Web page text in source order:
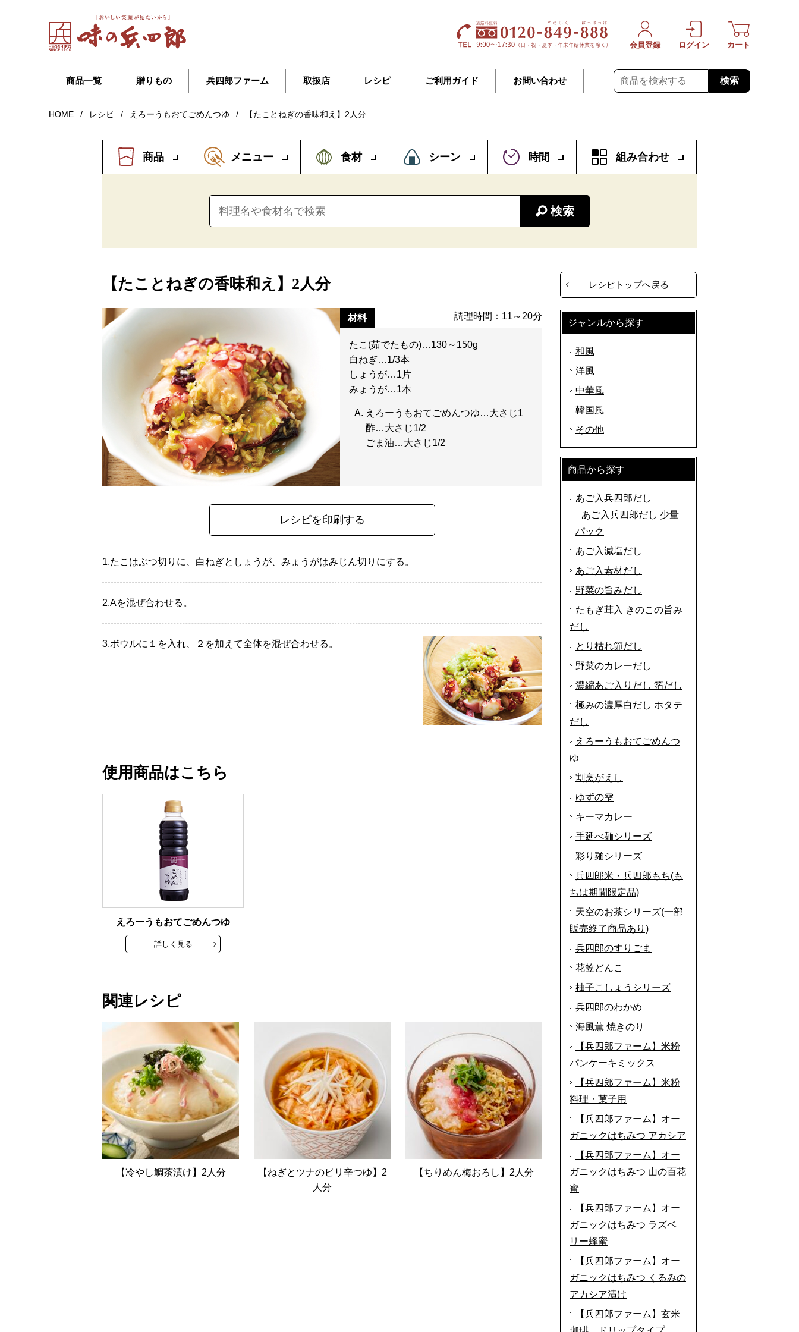
商品一覧 贈りもの 兵四郎ファーム 取扱店 レシピ ご利用ガイド お問い合わせ 検索
会員登録 ログイン カート
HOME / レシピ / えろーうもおてごめんつゆ / 【たことねぎの香味和え】2人分
商品 メニュー 食材 シーン 時間 組み合わせ
検索
【たことねぎの香味和え】2人分
材料 調理時間：11～20分
たこ(茹でたもの)…130～150g
白ねぎ…1/3本
しょうが…1片
みょうが…1本
えろーうもおてごめんつゆ…大さじ1
酢…大さじ1/2
ごま油…大さじ1/2
レシピを印刷する
1.たこはぶつ切りに、白ねぎとしょうが、みょうがはみじん切りにする。
2.Aを混ぜ合わせる。
3.ボウルに１を入れ、２を加えて全体を混ぜ合わせる。
使用商品はこちら
えろーうもおてごめんつゆ
詳しく見る
関連レシピ
【冷やし鯛茶漬け】2人分
【ねぎとツナのピリ辛つゆ】2
人分
【ちりめん梅おろし】2人分
レシピトップへ戻る
ジャンルから探す
和風
洋風
中華風
韓国風
その他
商品から探す
あご入兵四郎だし
あご入兵四郎だし 少量
パック
あご入減塩だし
あご入素材だし
野菜の旨みだし
たもぎ茸入 きのこの旨み
だし
とり枯れ節だし
野菜のカレーだし
濃縮あご入りだし 箔だし
極みの濃厚白だし ホタテ
だし
えろーうもおてごめんつ
ゆ
割烹がえし
ゆずの雫
キーマカレー
手延べ麺シリーズ
彩り麺シリーズ
兵四郎米・兵四郎もち(も
ちは期間限定品)
天空のお茶シリーズ(一部
販売終了商品あり)
兵四郎のすりごま
花笠どんこ
柚子こしょうシリーズ
兵四郎のわかめ
海風薫 焼きのり
【兵四郎ファーム】米粉
パンケーキミックス
【兵四郎ファーム】米粉
料理・菓子用
【兵四郎ファーム】オー
ガニックはちみつ アカシア
【兵四郎ファーム】オー
ガニックはちみつ 山の百花
蜜
【兵四郎ファーム】オー
ガニックはちみつ ラズベ
リー蜂蜜
【兵四郎ファーム】オー
ガニックはちみつ くるみの
アカシア漬け
【兵四郎ファーム】玄米